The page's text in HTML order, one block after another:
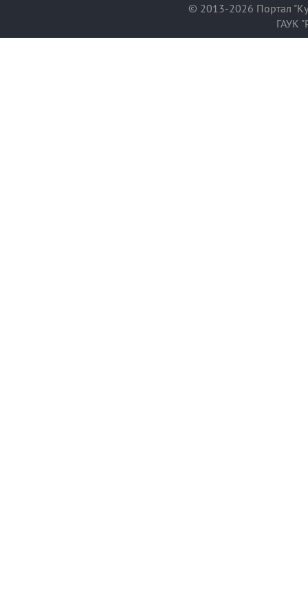
© 2013-2026 Портал
ГАУК